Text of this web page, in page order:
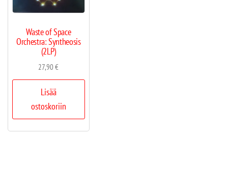
Waste of Space
Orchestra: Syntheosis
(2LP)
27,90€
Lisää
ostoskoriin